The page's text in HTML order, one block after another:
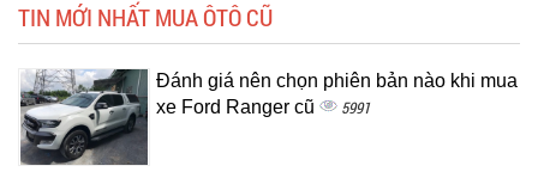
TIN MỚI NHẤT MUA ÔTÔ CŨ
Đánh giá nên chọn phiên bản nào khi mua
xe Ford Ranger cũ
5991